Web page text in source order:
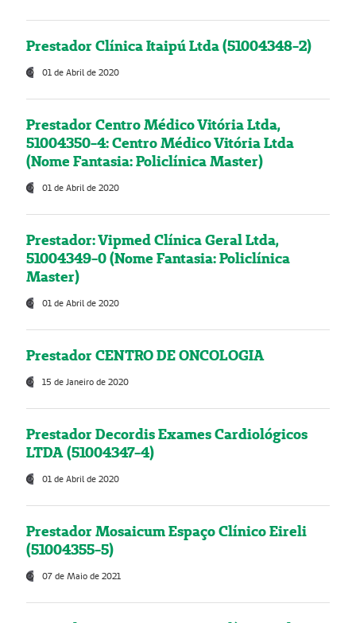
Prestador Clínica Itaipú Ltda (51004348-2)
01 de Abril de 2020
Prestador Centro Médico Vitória Ltda,
51004350-4: Centro Médico Vitória Ltda
(Nome Fantasia: Policlínica Master)
01 de Abril de 2020
Prestador: Vipmed Clínica Geral Ltda,
51004349-0 (Nome Fantasia: Policlínica
Master)
01 de Abril de 2020
Prestador CENTRO DE ONCOLOGIA
15 de Janeiro de 2020
Prestador Decordis Exames Cardiológicos
LTDA (51004347-4)
01 de Abril de 2020
Prestador Mosaicum Espaço Clínico Eireli
(51004355-5)
07 de Maio de 2021